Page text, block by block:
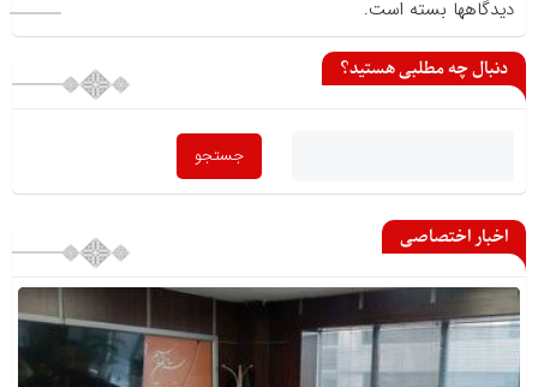
دیدگاهها بسته است.
دنبال چه مطلبی هستید؟
اخبار اختصاصی